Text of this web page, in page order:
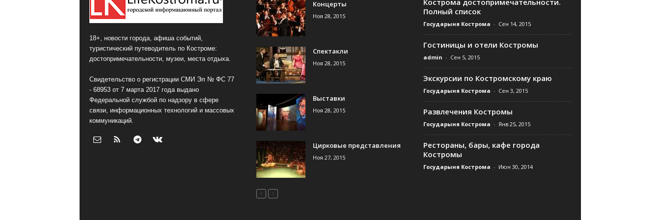
18+, новости города, афиша событий,
туристический путеводитель по Костроме:
достопримечательности, музеи, места отдыха.
Свидетельство о регистрации СМИ Эл № ФС 77
- 68953 от 7 марта 2017 года выдано
Федеральной службой по надзору в сфере
связи, информационных технологий и массовых
коммуникаций.
Концерты
Ноя 28, 2015
Спектакли
Ноя 28, 2015
Выставки
Ноя 28, 2015
Цирковые представления
Ноя 27, 2015
Полный список
Государыня Кострома - Сен 14, 2015
Гостиницы и отели Костромы
admin - Сен 5, 2015
Экскурсии по Костромскому краю
Государыня Кострома - Сен 3, 2015
Развлечения Костромы
Государыня Кострома - Янв 25, 2015
Рестораны, бары, кафе города
Костромы
Государыня Кострома - Июн 30, 2014